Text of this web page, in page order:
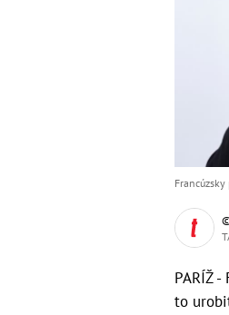
PARÍŽ
to